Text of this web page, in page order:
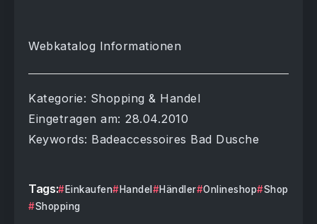
Webkatalog Informationen
Kategorie: Shopping & Handel
Eingetragen am: 28.04.2010
Keywords: Badeaccessoires Bad Dusche
Tags: Einkaufen Handel Händler Onlineshop
Shop
Shopping